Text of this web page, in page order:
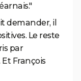
demander, il
Le reste
par
François